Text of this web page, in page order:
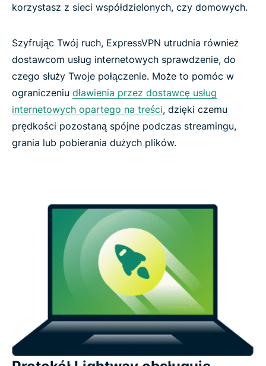
korzystasz z sieci współdzielonych, czy domowych.
Szyfrując Twój ruch, ExpressVPN utrudnia również
dostawcom usług internetowych sprawdzenie, do
czego służy Twoje połączenie. Może to pomóc w
ograniczeniu dławienia przez dostawcę usług
internetowych opartego na treści, dzięki czemu
prędkości pozostaną spójne podczas streamingu,
grania lub pobierania dużych plików.